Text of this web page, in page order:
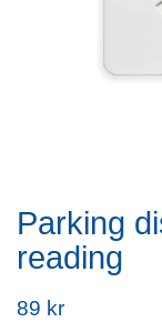
Parking
reading
89 kr